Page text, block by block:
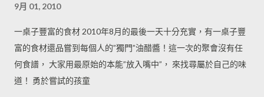
9月 01, 2010
一桌子豐富的食材 2010年8月的最後一天十分充實，有一桌子豐
富的食材還品嘗到每個人的”獨門”油醋醬！這一次的聚會沒有任
何食譜， 大家用最原始的本能”放入嘴中”， 來找尋屬於自己的味
道！ 勇於嘗試的孩童